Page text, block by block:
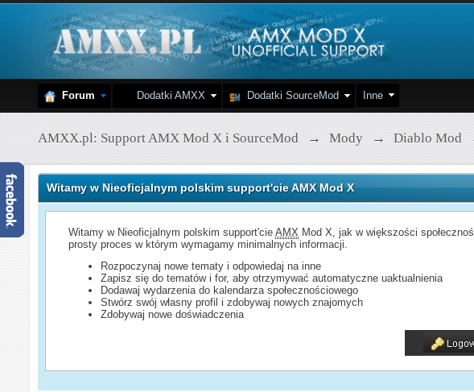
Forum Dodatki AMXX Dodatki SourceMod Inne
AMXX.pl: Support AMX Mod X i SourceMod → Mody → Diablo Mod
Witamy w Nieoficjalnym polskim support'cie AMX Mod X
Witamy w Nieoficjalnym polskim support'cieAMX Mod X, jak w większości
prosty proces w którym wymagamy minimalnych informacji.
Rozpoczynaj nowe tematy i odpowiedaj na inne
Zapisz się do tematów i for, aby otrzymywać automatyczne uaktualnienia
Dodawaj wydarzenia do kalendarza społecznościowego
Stwórz swój własny profil i zdobywaj nowych znajomych
Zdobywaj nowe doświadczenia